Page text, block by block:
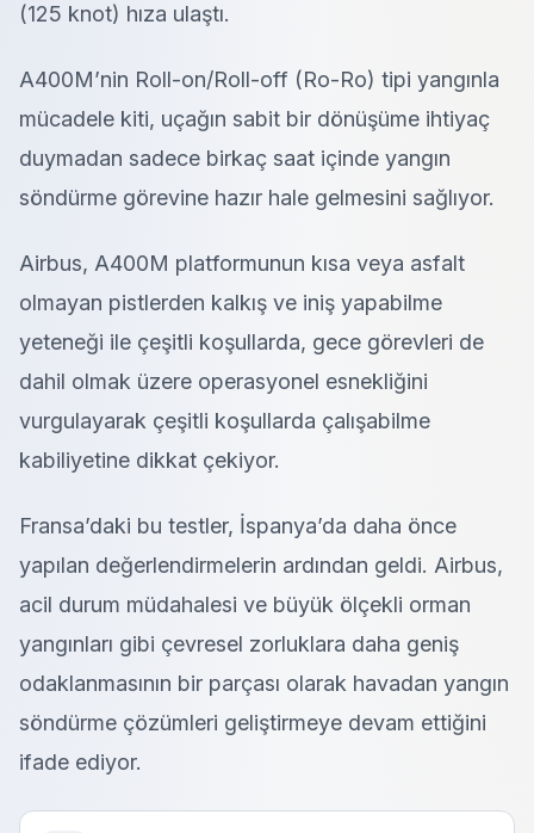
(125 knot) hıza ulaştı.
A400M’nin Roll-on/Roll-off (Ro-Ro) tipi yangınla
mücadele kiti, uçağın sabit bir dönüşüme ihtiyaç
duymadan sadece birkaç saat içinde yangın
söndürme görevine hazır hale gelmesini sağlıyor.
Airbus, A400M platformunun kısa veya asfalt
olmayan pistlerden kalkış ve iniş yapabilme
yeteneği ile çeşitli koşullarda, gece görevleri de
dahil olmak üzere operasyonel esnekliğini
vurgulayarak çeşitli koşullarda çalışabilme
kabiliyetine dikkat çekiyor.
Fransa’daki bu testler, İspanya’da daha önce
yapılan değerlendirmelerin ardından geldi. Airbus,
acil durum müdahalesi ve büyük ölçekli orman
yangınları gibi çevresel zorluklara daha geniş
odaklanmasının bir parçası olarak havadan yangın
söndürme çözümleri geliştirmeye devam ettiğini
ifade ediyor.